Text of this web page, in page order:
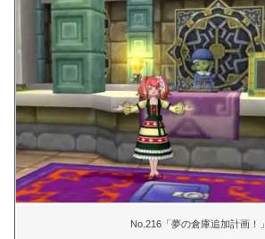
No.216「夢の倉庫追加計画！」